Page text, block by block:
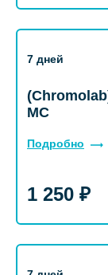
7 дней
МС
Подробно
1 250 ₽